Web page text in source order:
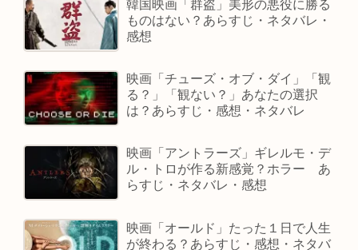
韓国映画「群盗」美形の悪役に勝る
ものはない？あらすじ・ネタバレ・
感想
映画「チューズ・オブ・ダイ」「観
る？」「観ない？」あなたの選択
は？あらすじ・感想・ネタバレ
映画「アントラーズ」ギレルモ・デ
ル・トロが作る新感覚？ホラー あ
らすじ・ネタバレ・感想
映画「オールド」たった１日で人生
が終わる？あらすじ・感想・ネタバ